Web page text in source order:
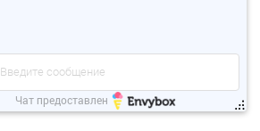
Введите сообщение
Чат предоставлен